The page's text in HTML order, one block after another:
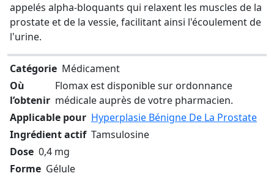
appelés alpha-bloquants qui relaxent les muscles de la
prostate et de la vessie, facilitant ainsi l'écoulement de
l'urine.
Catégorie Médicament
Où
l’obtenir
Flomax est disponible sur ordonnance
médicale auprès de votre pharmacien.
Applicable pour Hyperplasie Bénigne De La Prostate
Ingrédient actif Tamsulosine
Dose 0,4 mg
Forme Gélule